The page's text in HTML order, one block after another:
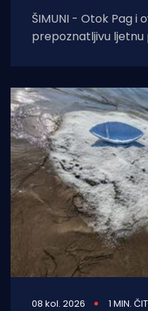
ŠIMUNI - Otok Pag i
prepoznatljivu ljetnu
08 kol. 2026 1 MIN.